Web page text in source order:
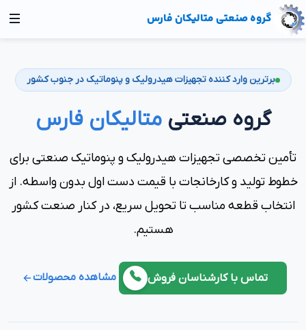
گروه صنعتی متالیکان فارس
محصولات
هیدرولیک
المنت فیلتر هیدرولیک
پایه فیلتر هیدرولیک
سان هیدرولیک
پنوماتیک
FESTO
NORGREN
تماس با ما
برترین وارد کننده تجهیزات هیدرولیک و پنوماتیک در جنوب کشور
گروه صنعتیمتالیکان فارس
تأمین تخصصی تجهیزات هیدرولیک و پنوماتیک صنعتی برای
خطوط تولید و کارخانجات با قیمت دست اول بدون واسطه. از
انتخاب قطعه مناسب تا تحویل سریع، در کنار صنعت کشور
هستیم.
تماس با کارشناسان فروش مشاهده محصولات